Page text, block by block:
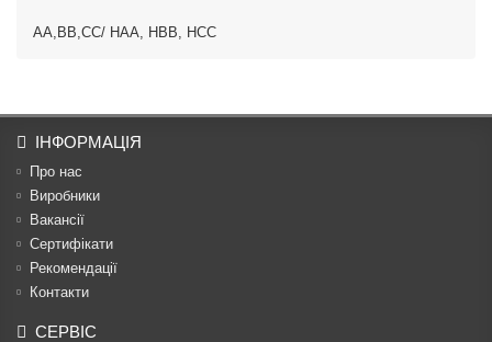
AA,BB,CC/ HAA, HBB, HCC
ІНФОРМАЦІЯ
Про нас
Виробники
Вакансії
Сертифікати
Рекомендації
Контакти
СЕРВІС